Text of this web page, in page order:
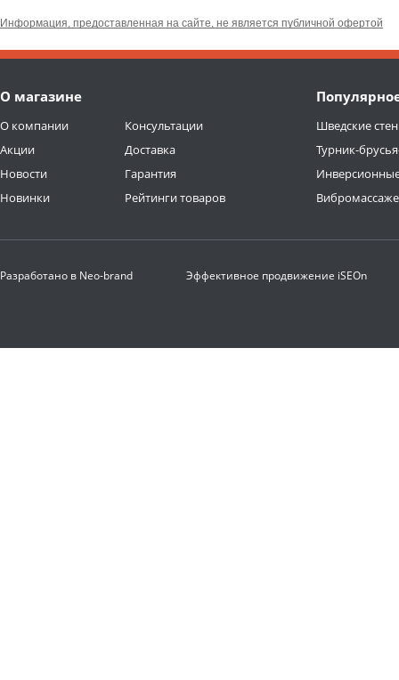
Информация, предоставленная на сайте, не является публичной офертой
О магазине
О компании
Акции
Новости
Новинки
Консультации
Доставка
Гарантия
Рейтинги товаров
Шведские
Турник-
Разработано в Neo-brand Эффективное продвижение iSEOn